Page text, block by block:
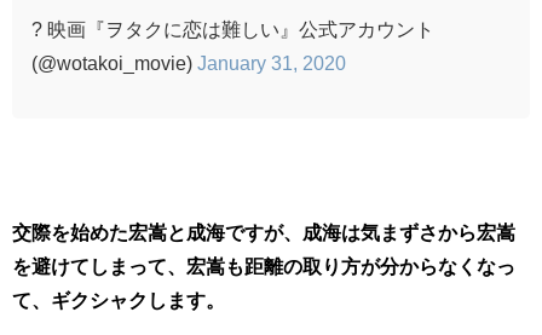
? 映画『ヲタクに恋は難しい』公式アカウント
(@wotakoi_movie) January 31, 2020
交際を始めた宏嵩と成海ですが、成海は気まずさから宏嵩
を避けてしまって、宏嵩も距離の取り方が分からなくなっ
て、ギクシャクします。